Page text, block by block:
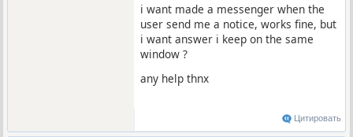
i want made a messenger when the
user send me a notice, works fine, but
i want answer i keep on the same
window ?
any help thnx
Цитировать